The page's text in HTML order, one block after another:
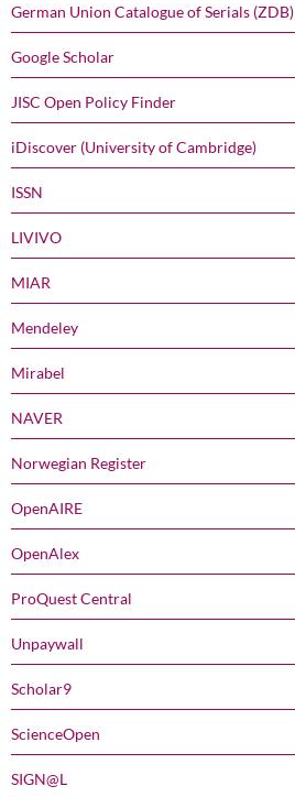
German Union Catalogue of Serials (ZDB)
Google Scholar
JISC Open Policy Finder
iDiscover (University of Cambridge)
ISSN
LIVIVO
MIAR
Mendeley
Mirabel
NAVER
Norwegian Register
OpenAIRE
OpenAlex
ProQuest Central
Unpaywall
Scholar9
ScienceOpen
SIGN@L